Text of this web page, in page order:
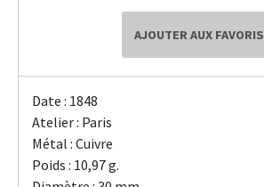
AJOUTER AUX FAVORIS
Date : 1848
Atelier : Paris
Métal : Cuivre
Poids : 10,97 g.